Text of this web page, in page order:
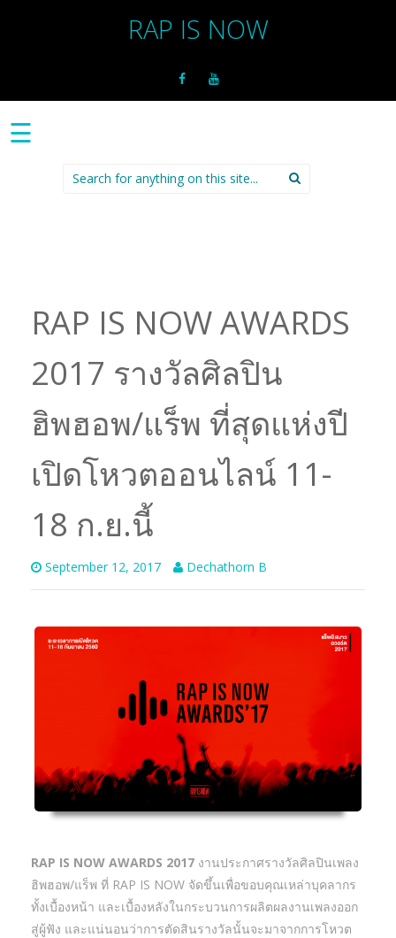
RAP IS NOW
☰
Search
for:
RAP IS NOW AWARDS
2017 รางวัลศิลปิน
ฮิพฮอพ/แร็พ ที่สุดแห่งปี
เปิดโหวตออนไลน์ 11-
18 ก.ย.นี้
September 12, 2017 Dechathorn B
RAP IS NOW AWARDS 2017 งานประกาศรางวัลศิลปินเพลง
ฮิพฮอพ/แร็พ ที่ RAP IS NOW จัดขึ้นเพื่อขอบคุณเหล่าบุคลากร
ทั้งเบื้องหน้า และเบื้องหลังในกระบวนการผลิตผลงานเพลงออก
สู่ผู้ฟัง และแน่นอนว่าการตัดสินรางวัลนั้นจะมาจากการโหวต